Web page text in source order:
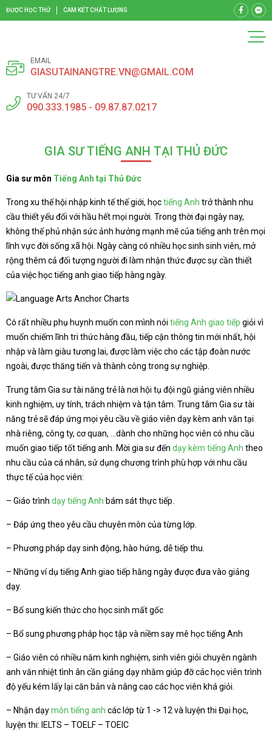
ĐƯỢC HỌC THỬ CAM KẾT CHẤT LƯỢNG
EMAIL
GIASUTAINANGTRE.VN@GMAIL.COM
TƯ VẤN 24/7
090.333.1985 - 09.87.87.0217
GIA SƯ TIẾNG ANH TẠI THỦ ĐỨC
Gia sư môn Tiếng Anh tại Thủ Đức
Trong xu thế hội nhập kinh tế thế giới, họctiếng Anh trở thành nhu
cầu thiết yếu đối với hầu hết mọi người. Trong thời đại ngày nay,
không thể phủ nhận sức ảnh hưởng mạnh mẽ của tiếng anh trên mọi
lĩnh vực đời sống xã hội. Ngày càng có nhiều học sinh sinh viên, mở
rộng thêm cả đối tượng người đi làm nhận thức được sự cần thiết
của việc học tiếng anh giao tiếp hàng ngày.
Có rất nhiều phụ huynh muốn con mình nói tiếng Anh giao tiếp giỏi vì
muốn chiếm lĩnh tri thức hàng đầu, tiếp cận thông tin mới nhất, hội
nhập và làm giàu tương lai, được làm việc cho các tập đoàn nước
ngoài, được thăng tiến và thành công trong sự nghiệp.
Trung tâm Gia sư tài năng trẻ là nơi hội tụ đội ngũ giảng viên nhiều
kinh nghiệm, uy tính, trách nhiệm và tận tâm. Trung tâm Gia sư tài
năng trẻ sẽ đáp ứng mọi yêu cầu về giáo viên dạy kèm anh văn tại
nhà riêng, công ty, cơ quan, …dành cho những học viên có nhu cầu
muốn giao tiếp tốt tiếng anh. Mời gia sư đến dạy kèm tiếng Anh theo
nhu cầu của cá nhân, sử dụng chương trình phù hợp với nhu cầu
thực tế của học viên:
– Giáo trình dạy tiếng Anh bám sát thực tiếp.
– Đáp ứng theo yêu cầu chuyên môn của từng lớp.
– Phương pháp dạy sinh động, hào hứng, dễ tiếp thu.
– Những ví dụ tiếng Anh giao tiếp hằng ngày được đưa vào giảng
dạy.
– Bổ sung kiến thức cho học sinh mất gốc
– Bổ sung phương pháp học tập và niềm say mê học tiếng Anh
– Giáo viên có nhiều năm kinh nghiệm, sinh viên giỏi chuyên ngành
anh văn nhiệt tình ân cần giảng dạy nhằm giúp đỡ các học viên trình
độ yếu kém lấy lại căn bản và nâng cao các học viên khá giỏi.
– Nhận dạymôn tiếng anh các lớp từ 1 -> 12 và luyện thi Đại học,
luyện thi: IELTS – TOELF – TOEIC